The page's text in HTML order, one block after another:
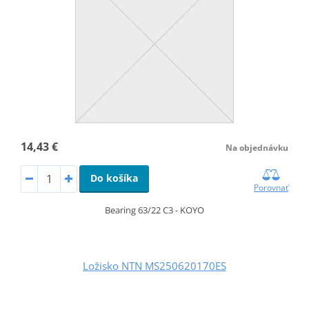
14,43 € Na objednávku
Do košíka
Porovnať
Bearing 63/22 C3 - KOYO
Ložisko NTN MS250620170ES